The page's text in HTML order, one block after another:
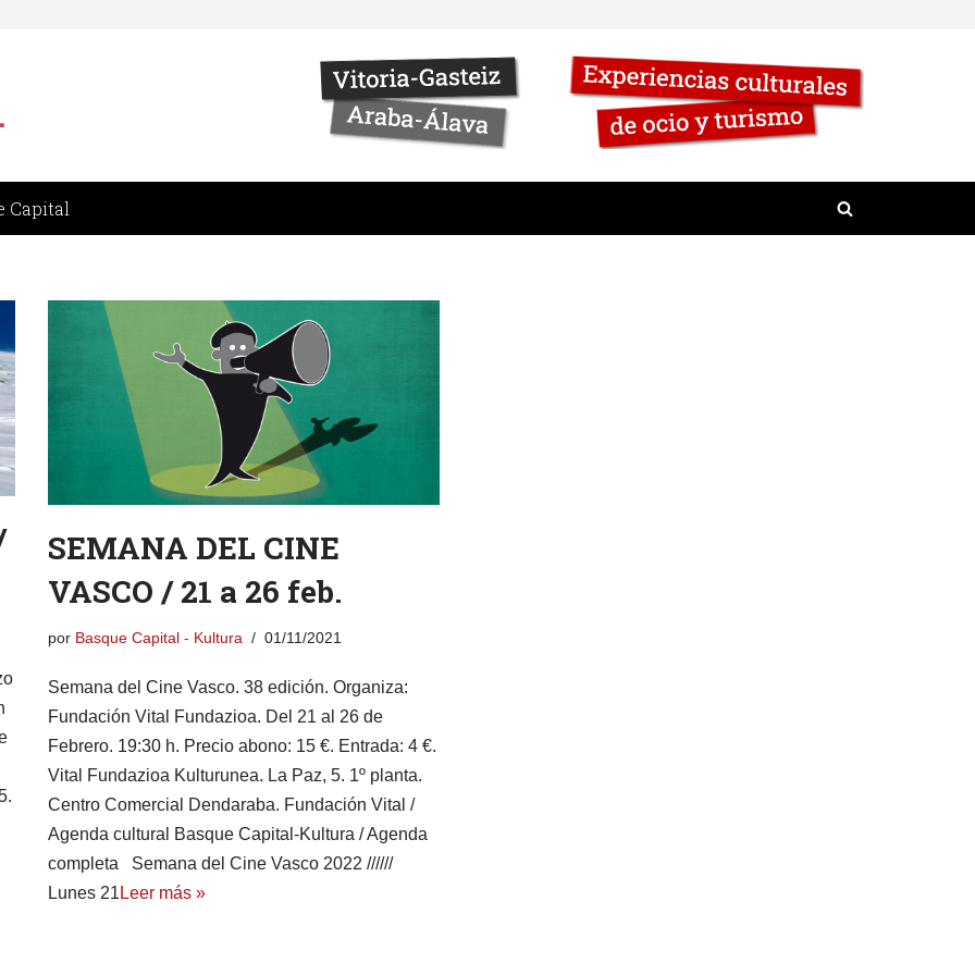
Capital
SEMANA DEL CINE
VASCO / 21 a 26 feb.
por Basque Capital - Kultura 01/11/2021
Semana del Cine Vasco. 38 edición. Organiza:
Fundación Vital Fundazioa. Del 21 al 26 de
Febrero. 19:30 h. Precio abono: 15 €. Entrada: 4 €.
Vital Fundazioa Kulturunea. La Paz, 5. 1º planta.
Centro Comercial Dendaraba. Fundación Vital /
Agenda cultural Basque Capital-Kultura / Agenda
completa Semana del Cine Vasco 2022 //////
Lunes 21 Leer más »